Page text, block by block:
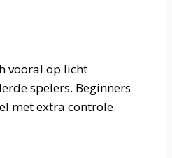
vooral op licht
spelers. Beginners
met extra controle.